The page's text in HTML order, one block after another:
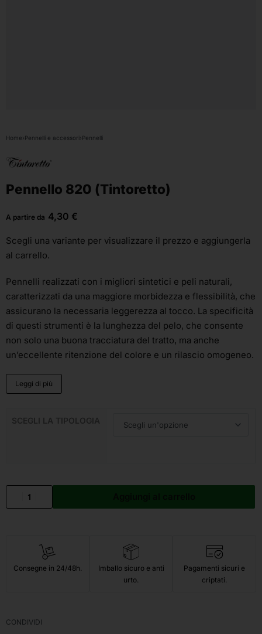
Home›Pennelli e accessori›Pennelli
Pennello 820 (Tintoretto)
A partire da 4,30 €
Scegli una variante per visualizzare il prezzo e aggiungerla
al carrello.
Pennelli realizzati con i migliori sintetici e peli naturali,
caratterizzati da una maggiore morbidezza e flessibilità, che
assicurano la necessaria leggerezza al tocco. La specificità
di questi strumenti è la lunghezza del pelo, che consente
non solo una buona tracciatura del tratto, ma anche
un’eccellente ritenzione del colore e un rilascio omogeneo.
Leggi di più
SCEGLI LA TIPOLOGIA
Consegne in 24/48h.
Imballo sicuro e anti
urto.
Pagamenti sicuri e
criptati.
CONDIVIDI